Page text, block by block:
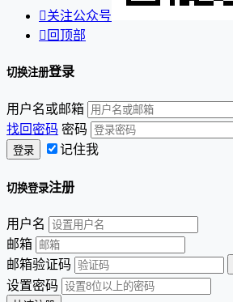
关注公众号
 回顶部
切换注册登录
用户名或邮箱
找回密码 密码
记住我
切换登录注册
用户名
邮箱
邮箱验证码
设置密码